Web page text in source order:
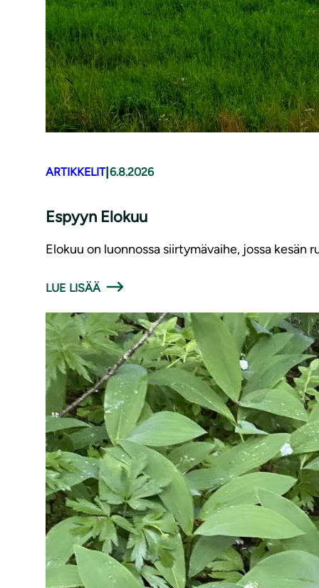
ARTIKKELIT| 6.8.2026
Espyyn Elokuu
Elokuu on luonnossa siirtymävaihe, jossa kesän
LUE LISÄÄ